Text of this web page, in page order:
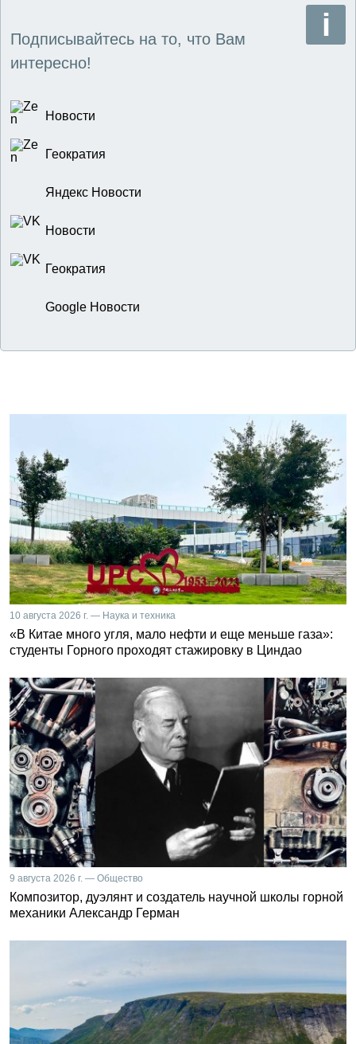
Подписывайтесь на то, что Вам
интересно!
Новости
Геократия
Яндекс Новости
Новости
Геократия
Google Новости
10 августа 2026 г. — Наука и техника
«В Китае много угля, мало нефти и еще меньше газа»:
студенты Горного проходят стажировку в Циндао
9 августа 2026 г. — Общество
Композитор, дуэлянт и создатель научной школы горной
механики Александр Герман